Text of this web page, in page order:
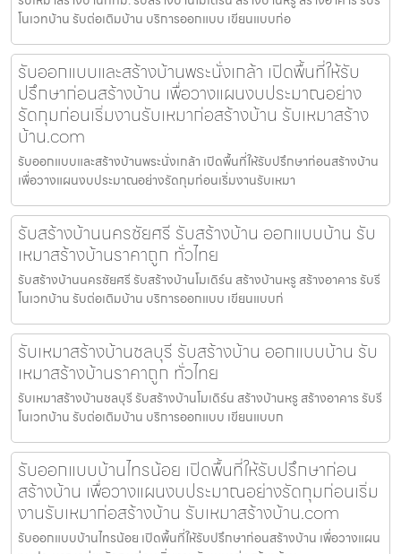
โนเวทบ้าน รับต่อเติมบ้าน บริการออกแบบ เขียนแบบก่อ
รับออกแบบและสร้างบ้านพระนั่งเกล้า เปิดพื้นที่ให้รับ
ปรึกษาก่อนสร้างบ้าน เพื่อวางแผนงบประมาณอย่าง
รัดกุมก่อนเริ่มงานรับเหมาก่อสร้างบ้าน รับเหมาสร้าง
บ้าน.com
รับออกแบบและสร้างบ้านพระนั่งเกล้า เปิดพื้นที่ให้รับปรึกษาก่อนสร้างบ้าน
เพื่อวางแผนงบประมาณอย่างรัดกุมก่อนเริ่มงานรับเหมา
รับสร้างบ้านนครชัยศรี รับสร้างบ้าน ออกแบบบ้าน รับ
เหมาสร้างบ้านราคาถูก ทั่วไทย
รับสร้างบ้านนครชัยศรี รับสร้างบ้านโมเดิร์น สร้างบ้านหรู สร้างอาคาร รับรี
โนเวทบ้าน รับต่อเติมบ้าน บริการออกแบบ เขียนแบบก่
รับเหมาสร้างบ้านชลบุรี รับสร้างบ้าน ออกแบบบ้าน รับ
เหมาสร้างบ้านราคาถูก ทั่วไทย
รับเหมาสร้างบ้านชลบุรี รับสร้างบ้านโมเดิร์น สร้างบ้านหรู สร้างอาคาร รับรี
โนเวทบ้าน รับต่อเติมบ้าน บริการออกแบบ เขียนแบบก
รับออกแบบบ้านไทรน้อย เปิดพื้นที่ให้รับปรึกษาก่อน
สร้างบ้าน เพื่อวางแผนงบประมาณอย่างรัดกุมก่อนเริ่ม
งานรับเหมาก่อสร้างบ้าน รับเหมาสร้างบ้าน.com
รับออกแบบบ้านไทรน้อย เปิดพื้นที่ให้รับปรึกษาก่อนสร้างบ้าน เพื่อวางแผน